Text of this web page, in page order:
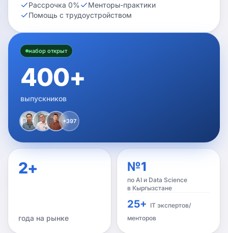
Рассрочка 0%
Менторы-практики
Помощь с трудоустройством
набор открыт
400+
выпускников
+397
2+
года на рынке
№1
по AI и Data Science
в Кыргызстане
25+ IT экспертов/
менторов